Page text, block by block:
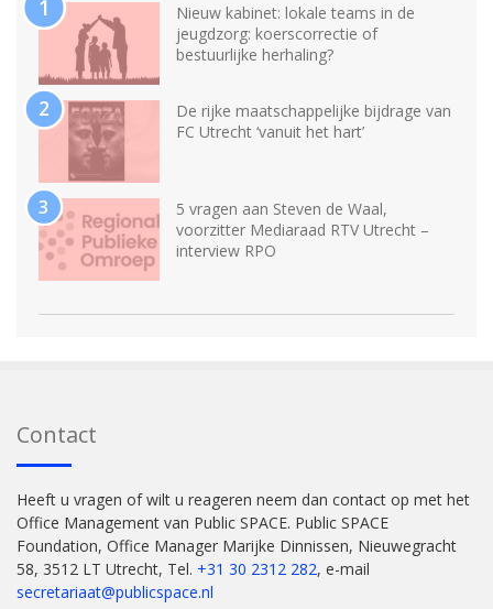
Nieuw kabinet: lokale teams in de
jeugdzorg: koerscorrectie of
bestuurlijke herhaling?
De rijke maatschappelijke bijdrage van
FC Utrecht ‘vanuit het hart’
5 vragen aan Steven de Waal,
voorzitter Mediaraad RTV Utrecht –
interview RPO
Contact
Heeft u vragen of wilt u reageren neem dan contact op met het
Office Management van Public SPACE. Public SPACE
Foundation, Office Manager Marijke Dinnissen, Nieuwegracht
58, 3512 LT Utrecht, Tel. +31 30 2312 282, e-mail
secretariaat@publicspace.nl